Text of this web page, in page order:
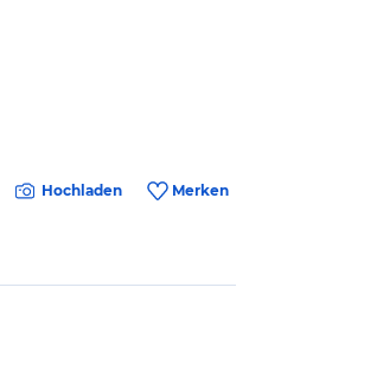
Hochladen Merken